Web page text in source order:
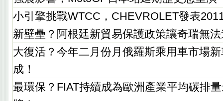
小引擎挑戰WTCC，CHEVROLET發表
新壁壘？阿根廷新貿易保護政策讓奇瑞無
大復活？今年二月份月俄羅斯乘用車市場
成！
最環保？FIAT持續成為歐洲產業平均碳排